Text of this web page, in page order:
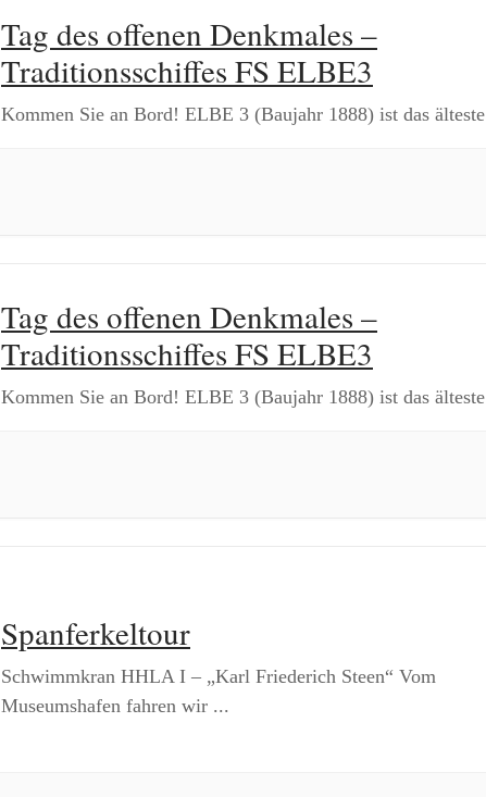
Tag des offenen Denkmales –
Traditionsschiffes FS ELBE3
Kommen Sie an Bord! ELBE 3 (Baujahr 1888) ist das älteste
Tag des offenen Denkmales –
Traditionsschiffes FS ELBE3
Kommen Sie an Bord! ELBE 3 (Baujahr 1888) ist das älteste
Spanferkeltour
Schwimmkran HHLA I – „Karl Friederich Steen“ Vom
Museumshafen fahren wir ...